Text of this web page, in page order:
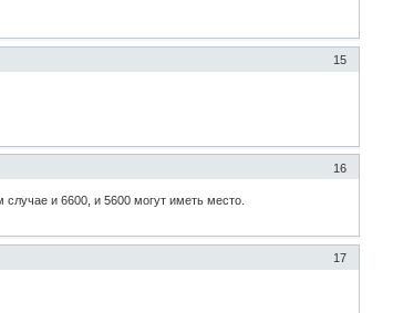
15
16
и 6600, и 5600 могут иметь место.
17